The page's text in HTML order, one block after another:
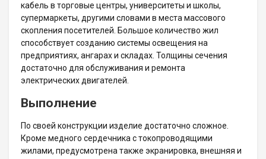
кабель в торговые центры, университеты и школы,
супермаркеты, другими словами в места массового
скопления посетителей. Большое количество жил
способствует созданию системы освещения на
предприятиях, ангарах и складах. Толщины сечения
достаточно для обслуживания и ремонта
электрических двигателей.
Выполнение
По своей конструкции изделие достаточно сложное.
Кроме медного сердечника с токопроводящими
жилами, предусмотрена также экранировка, внешняя и